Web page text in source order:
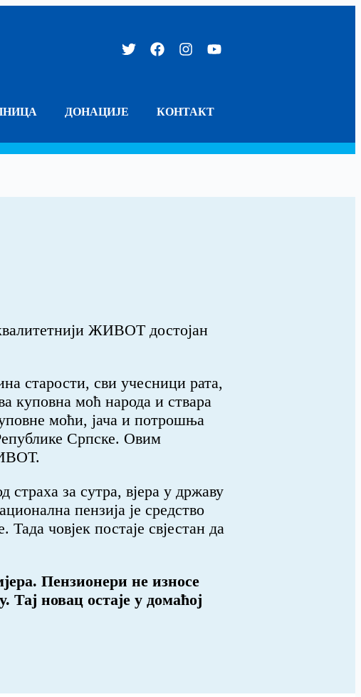
ДОНАЦИЈЕ КОНТАКТ
ЖИВОТ достојан
старости, сви учесници рата,
куповна моћ народа и ствара
моћи, јача и потрошња
Српске. Овим
страха за сутра, вјера у државу
пензија је средство
човјек постаје свјестан да
Пензионери не износе
новац остаје у домаћој